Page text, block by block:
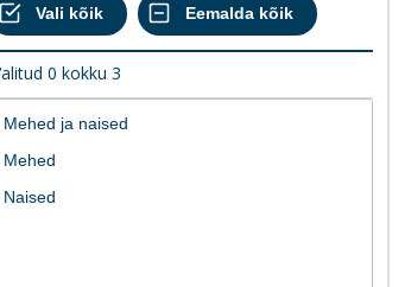
0 kokku 3